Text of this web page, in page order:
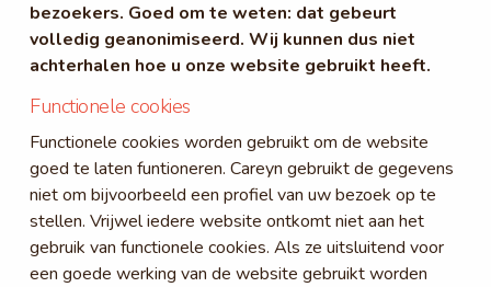
bezoekers. Goed om te weten: dat gebeurt
volledig geanonimiseerd. Wij kunnen dus niet
achterhalen hoe u onze website gebruikt heeft.
Functionele cookies
Functionele cookies worden gebruikt om de website
goed te laten funtioneren. Careyn gebruikt de gegevens
niet om bijvoorbeeld een profiel van uw bezoek op te
stellen. Vrijwel iedere website ontkomt niet aan het
gebruik van functionele cookies. Als ze uitsluitend voor
een goede werking van de website gebruikt worden